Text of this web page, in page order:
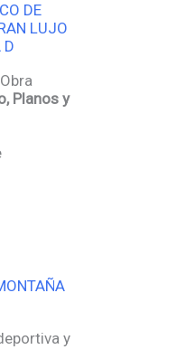
DE
LUJO
D
Planos y
y